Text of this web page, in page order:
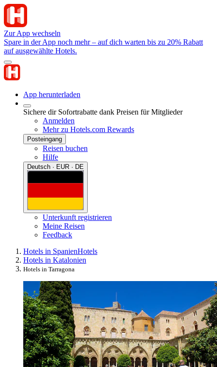
Zur App wechseln
Spare in der App noch mehr – auf dich warten bis zu 20% Rabatt
auf ausgewählte Hotels.
App herunterladen
Sichere dir Sofortrabatte dank Preisen für Mitglieder
Anmelden
Mehr zu Hotels.com Rewards
Posteingang
Reisen buchen
Hilfe
Deutsch · EUR · DE
Unterkunft registrieren
Meine Reisen
Feedback
Hotels in SpanienHotels
Hotels in Katalonien
Hotels in Tarragona